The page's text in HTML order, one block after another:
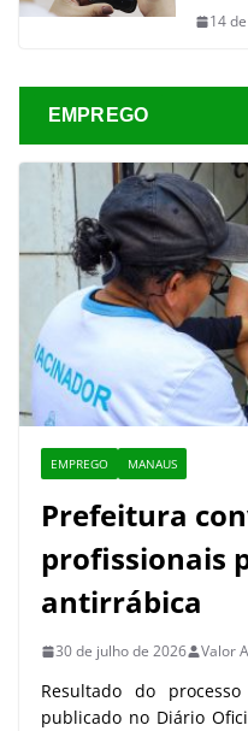
14
EMPREGO
EMPREGO MANAUS
Prefeitura
profissionais
antirrábica
30 de julho de 2026 Valor
Resultado do
publicado no Diário